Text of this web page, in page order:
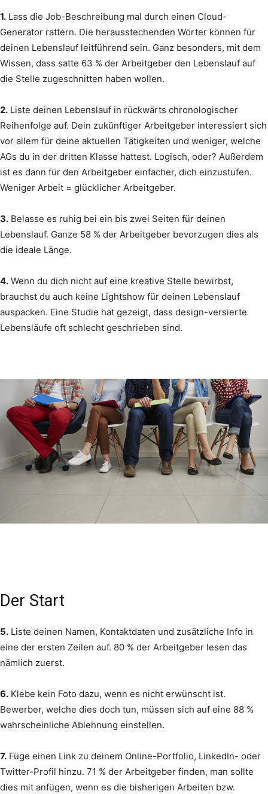
1. Lass die Job-Beschreibung mal durch einen Cloud-
Generator rattern. Die herausstechenden Wörter können für
deinen Lebenslauf leitführend sein. Ganz besonders, mit dem
Wissen, dass satte 63 % der Arbeitgeber den Lebenslauf auf
die Stelle zugeschnitten haben wollen.
2. Liste deinen Lebenslauf in rückwärts chronologischer
Reihenfolge auf. Dein zukünftiger Arbeitgeber interessiert sich
vor allem für deine aktuellen Tätigkeiten und weniger, welche
AGs du in der dritten Klasse hattest. Logisch, oder? Außerdem
ist es dann für den Arbeitgeber einfacher, dich einzustufen.
Weniger Arbeit = glücklicher Arbeitgeber.
3. Belasse es ruhig bei ein bis zwei Seiten für deinen
Lebenslauf. Ganze 58 % der Arbeitgeber bevorzugen dies als
die ideale Länge.
4. Wenn du dich nicht auf eine kreative Stelle bewirbst,
brauchst du auch keine Lightshow für deinen Lebenslauf
auspacken. Eine Studie hat gezeigt, dass design-versierte
Lebensläufe oft schlecht geschrieben sind.
Der Start
5. Liste deinen Namen, Kontaktdaten und zusätzliche Info in
eine der ersten Zeilen auf. 80 % der Arbeitgeber lesen das
nämlich zuerst.
6. Klebe kein Foto dazu, wenn es nicht erwünscht ist.
Bewerber, welche dies doch tun, müssen sich auf eine 88 %
wahrscheinliche Ablehnung einstellen.
7. Füge einen Link zu deinem Online-Portfolio, LinkedIn- oder
Twitter-Profil hinzu. 71 % der Arbeitgeber finden, man sollte
dies mit anfügen, wenn es die bisherigen Arbeiten bzw.